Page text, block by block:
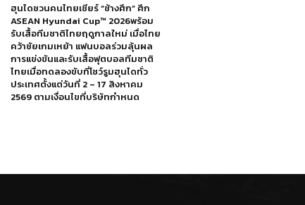
ฮุนไดชวนคนไทยเชียร์ “ช้างศึก” ศึก
ASEAN Hyundai Cup™ 2026พร้อม
รับเสื้อทีมชาติไทยฤดูกาลใหม่ เมื่อไทย
คว้าชัยเกมเหย้า แฟนบอลร่วมลุ้นผล
การแข่งขันและรับเสื้อฟุตบอลทีมชาติ
ไทยเมื่อทดลองขับที่โชว์รูมฮุนไดทั่ว
ประเทศตั้งแต่วันที่ 2 – 17 สิงหาคม
2569 ตามเงื่อนไขที่บริษัทกำหนด